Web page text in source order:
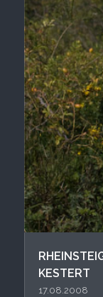
KESTERT
17.08.2008